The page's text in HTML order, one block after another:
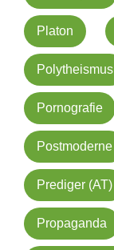
Platon
Polytheismus
Pornografie
Postmoderne
Prediger (AT)
Propaganda